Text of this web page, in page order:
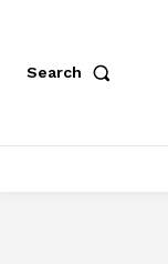
Search